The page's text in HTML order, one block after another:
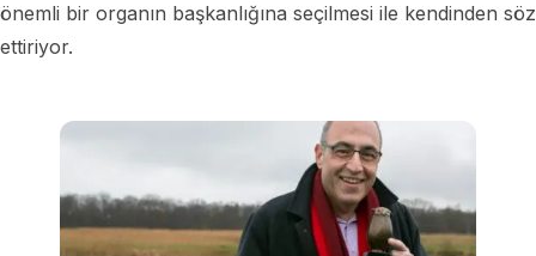
önemli bir organın başkanlığına seçilmesi ile kendinden söz
ettiriyor.